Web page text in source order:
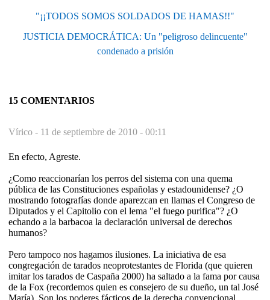
"¡¡TODOS SOMOS SOLDADOS DE HAMAS!!"
JUSTICIA DEMOCRÁTICA: Un "peligroso delincuente"
condenado a prisión
15 COMENTARIOS
Vírico - 11 de septiembre de 2010 - 00:11
En efecto, Agreste.
¿Como reaccionarían los perros del sistema con una quema
pública de las Constituciones españolas y estadounidense? ¿O
mostrando fotografías donde aparezcan en llamas el Congreso de
Diputados y el Capitolio con el lema "el fuego purifica"? ¿O
echando a la barbacoa la declaración universal de derechos
humanos?
Pero tampoco nos hagamos ilusiones. La iniciativa de esa
congregación de tarados neoprotestantes de Florida (que quieren
imitar los tarados de Caspaña 2000) ha saltado a la fama por causa
de la Fox (recordemos quien es consejero de su dueño, un tal José
María). Son los poderes fácticos de la derecha convencional